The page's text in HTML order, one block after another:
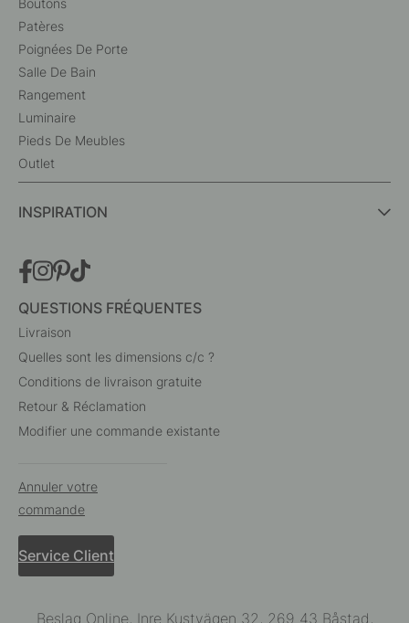
Boutons
Patères
Poignées De Porte
Salle De Bain
Rangement
Luminaire
Pieds De Meubles
Outlet
INSPIRATION
QUESTIONS FRÉQUENTES
Livraison
Quelles sont les dimensions c/c ?
Conditions de livraison gratuite
Retour & Réclamation
Modifier une commande existante
Annuler votre
commande
Service Client
Beslag Online, Inre Kustvägen 32, 269 43 Båstad,